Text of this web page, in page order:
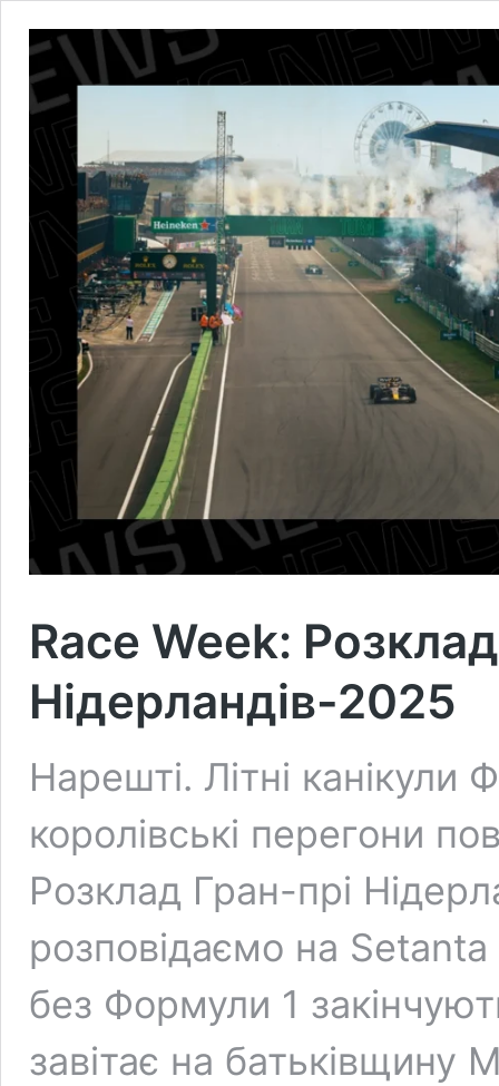
Race Week:
Нідерландів-2025
Нарешті. Літні
королівські перегони
Розклад Гран-прі
розповідаємо на
без Формули 1
завітає на батьківщину